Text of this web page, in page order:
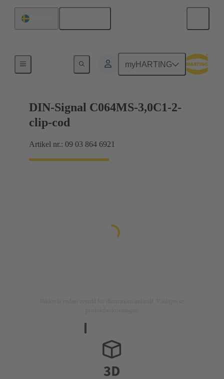
myHARTING
Förbindning moderkort till dotterkort
DIN-Signal C064MS-3,0C1-2-
clip-cod
Artikel nr.: 09 03 864 6921